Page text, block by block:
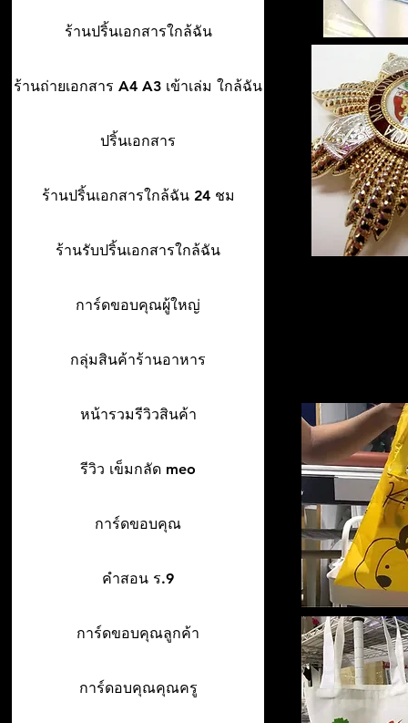
ร้านปริ้นเอกสารใกล้ฉัน
ร้านถ่ายเอกสาร A4 A3 เข้าเล่ม ใกล้ฉัน
ปริ้นเอกสาร
ร้านปริ้นเอกสารใกล้ฉัน 24 ชม
ร้านรับปริ้นเอกสารใกล้ฉัน
การ์ดขอบคุณผู้ใหญ่
กลุ่มสินค้าร้านอาหาร
หน้ารวมรีวิวสินค้า
รีวิว เข็มกลัด meo
การ์ดขอบคุณ
คำสอน ร.9
การ์ดขอบคุณลูกค้า
การ์ดอบคุณคุณครู